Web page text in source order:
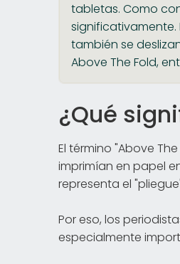
tabletas. Como
significativamente.
también se
Above The Fold,
¿Qué
El término "Above
imprimían en papel
representa el
Por eso, los
especialmente